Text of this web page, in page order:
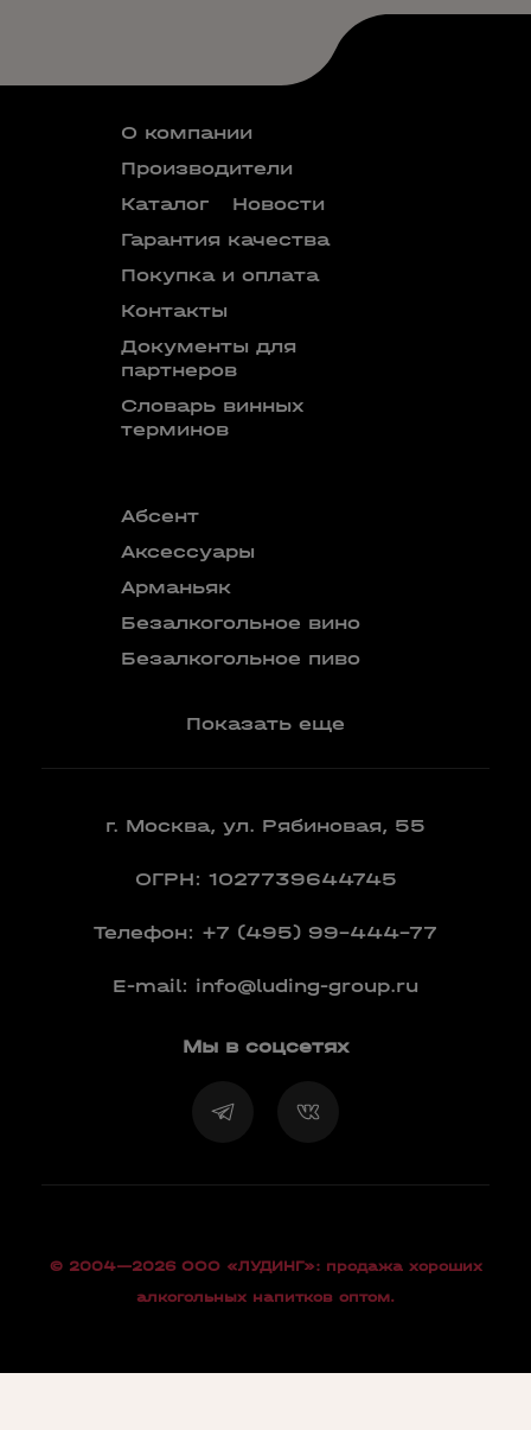
О компании
Производители
Каталог
Новости
Гарантия качества
Покупка и оплата
Контакты
Документы для
партнеров
Словарь винных
терминов
Абсент
Аксессуары
Арманьяк
Безалкогольное вино
Безалкогольное пиво
Показать еще
г. Москва, ул. Рябиновая, 55
ОГРН: 1027739644745
Телефон: +7 (495) 99-444-77
E-mail: info@luding-group.ru
Мы в соцсетях
© 2004—2026 OOO «ЛУДИНГ»: продажа хороших
алкогольных напитков оптом.